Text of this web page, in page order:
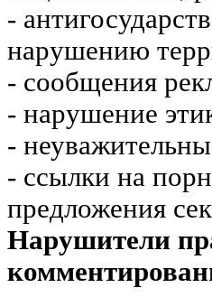
-
нарушению
- сообщения
- нарушение
-
- ссылки на
предложения
Нарушители